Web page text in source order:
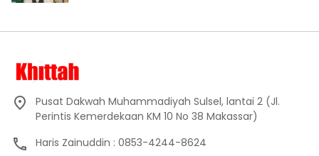
Pusat Dakwah Muhammadiyah Sulsel, lantai 2 (Jl.
Perintis Kemerdekaan KM 10 No 38 Makassar)
Haris Zainuddin : 0853-4244-8624